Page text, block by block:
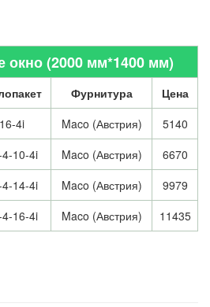
окно (2000 мм*1400 мм)
Фурнитура
Цена
4i Maco (Австрия)
5140
10-4i Maco (Австрия)
6670
14-4i Maco (Австрия)
9979
16-4i Maco (Австрия) 11435